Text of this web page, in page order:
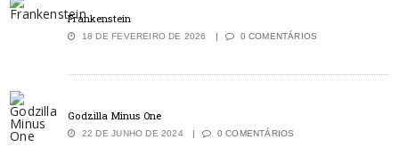
Frankenstein
18 DE FEVEREIRO DE 2026 0 COMENTÁRIOS
Godzilla Minus One
22 DE JUNHO DE 2024 0 COMENTÁRIOS